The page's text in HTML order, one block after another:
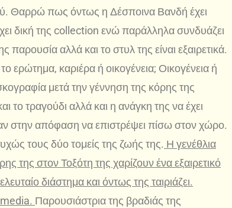
Θαρρώ πως όντως η Δέσποινα Βανδή έχει
δική της collection ενώ παράλληλα συνδυάζει
αλλά και το στυλ της είναι εξαιρετικά.
ερώτημα, καριέρα ή οικογένεια; Οικογένεια ή
μετά την γέννηση της κόρης της
το τραγούδι αλλά και η ανάγκη της να έχει
στην απόφαση να επιστρέψει πίσω στον χώρο.
τους δύο τομείς της ζωής της. Η γενέθλια
της στον Τοξότη της χαρίζουν ένα εξαιρετικό
διάστημα και όντως της ταιριάζει.
media. Παρουσιάστρια της βραδιάς της